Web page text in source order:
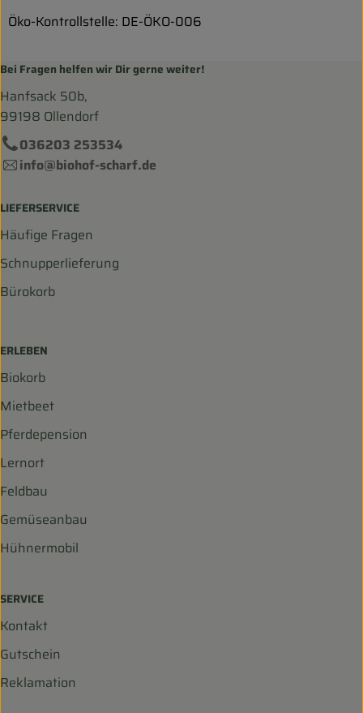
Öko-Kontrollstelle: DE-ÖKO-006
Bei Fragen helfen wir Dir gerne weiter!
Hanfsack 50b,
99198 Ollendorf
036203 253534
info@biohof-scharf.de
LIEFERSERVICE
Häufige Fragen
Schnupperlieferung
Bürokorb
ERLEBEN
Biokorb
Mietbeet
Pferdepension
Lernort
Feldbau
Gemüseanbau
Hühnermobil
SERVICE
Kontakt
Gutschein
Reklamation